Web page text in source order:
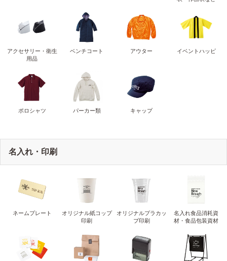
アクセサリー・衛生
用品
ベンチコート アウター イベントハッピ
ポロシャツ パーカー類 キャップ
名入れ・印刷
ネームプレート
オリジナル紙コップ
印刷
オリジナルプラカッ
プ印刷
名入れ食品消耗資
材・食品包装資材